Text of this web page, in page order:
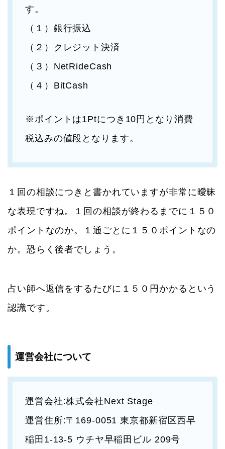
す。
（１）銀行振込
（２）クレジット決済
（３）NetRideCash
（４）BitCash
※ポイントは1Ptにつき10円となり消費
税込みの値段となります。
１回の相談につきと書かれていますが非常に曖昧
な表現ですね。１回の相談が終わるまでに１５０
ポイントなのか。１通ごとに１５０ポイントなの
か。恐らく後者でしょう。
占い師へ返信をするたびに１５０円かかるという
認識です。
運営会社について
運営会社:株式会社Next Stage
運営住所:〒169-0051 東京都新宿区西早
稲田1-13-5 ウチヤ早稲田ビル 209号